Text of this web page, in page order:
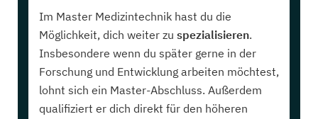
Im Master Medizintechnik hast du die
Möglichkeit, dich weiter zu spezialisieren.
Insbesondere wenn du später gerne in der
Forschung und Entwicklung arbeiten möchtest,
lohnt sich ein Master-Abschluss. Außerdem
qualifiziert er dich direkt für den höheren